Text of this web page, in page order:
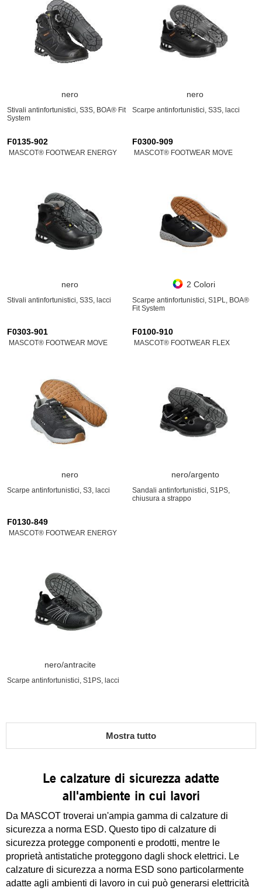
nero
Stivali antinfortunistici, S3S, BOA® Fit
System
nero
Scarpe antinfortunistici, S3S, lacci
F0135-902
MASCOT® FOOTWEAR ENERGY
nero
Stivali antinfortunistici, S3S, lacci
F0300-909
MASCOT® FOOTWEAR MOVE
2 Colori
Scarpe antinfortunistici, S1PL, BOA®
Fit System
F0303-901
MASCOT® FOOTWEAR MOVE
nero
Scarpe antinfortunistici, S3, lacci
F0100-910
MASCOT® FOOTWEAR FLEX
nero/argento
Sandali antinfortunistici, S1PS,
chiusura a strappo
F0130-849
MASCOT® FOOTWEAR ENERGY
nero/antracite
Scarpe antinfortunistici, S1PS, lacci
Mostra tutto
Le calzature di sicurezza adatte
all'ambiente in cui lavori
Da MASCOT troverai un'ampia gamma di calzature di
sicurezza a norma ESD. Questo tipo di calzature di
sicurezza protegge componenti e prodotti, mentre le
proprietà antistatiche proteggono dagli shock elettrici. Le
calzature di sicurezza a norma ESD sono particolarmente
adatte agli ambienti di lavoro in cui può generarsi elettricità